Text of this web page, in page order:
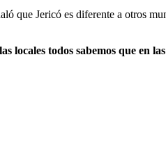
que Jericó es diferente a otros
locales todos sabemos que en